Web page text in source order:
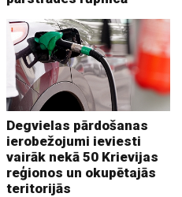
Degvielas pārdošanas
ierobežojumi ieviesti
vairāk nekā 50 Krievijas
reģionos un okupētajās
teritorijās